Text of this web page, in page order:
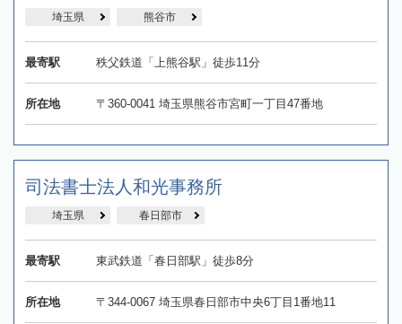
埼玉県 熊谷市
最寄駅 秩父鉄道「上熊谷駅」徒歩11分
所在地 〒360-0041 埼玉県熊谷市宮町一丁目47番地
司法書士法人和光事務所
埼玉県 春日部市
最寄駅 東武鉄道「春日部駅」徒歩8分
所在地 〒344-0067 埼玉県春日部市中央6丁目1番地11